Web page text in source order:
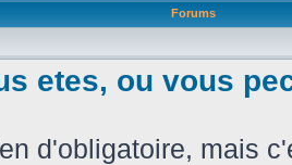
Forums
etes, ou vous
d'obligatoire, mais